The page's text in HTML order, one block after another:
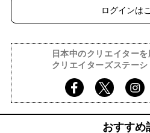
ログインは
日本中のクリエイター
クリエイターズステーシ
おすすめ